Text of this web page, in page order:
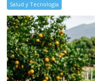
Salud y Tecnología